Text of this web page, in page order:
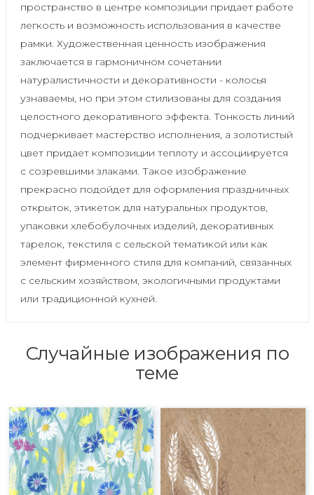
пространство в центре композиции придает работе
легкость и возможность использования в качестве
рамки. Художественная ценность изображения
заключается в гармоничном сочетании
натуралистичности и декоративности - колосья
узнаваемы, но при этом стилизованы для создания
целостного декоративного эффекта. Тонкость линий
подчеркивает мастерство исполнения, а золотистый
цвет придает композиции теплоту и ассоциируется
с созревшими злаками. Такое изображение
прекрасно подойдет для оформления праздничных
открыток, этикеток для натуральных продуктов,
упаковки хлебобулочных изделий, декоративных
тарелок, текстиля с сельской тематикой или как
элемент фирменного стиля для компаний, связанных
с сельским хозяйством, экологичными продуктами
или традиционной кухней.
Случайные изображения по
теме